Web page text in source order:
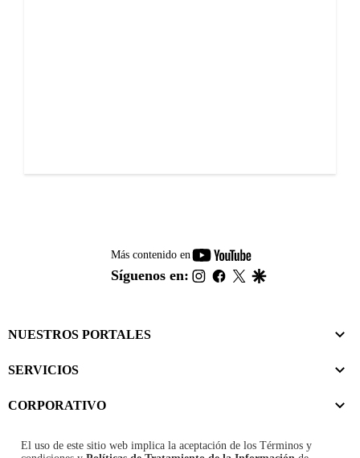
Más contenido en
youtube-
footer
Síguenos en: instagram
facebook
twitter
NUESTROS PORTALES
SERVICIOS
CORPORATIVO
El uso de este sitio web implica la aceptación de los Términos y